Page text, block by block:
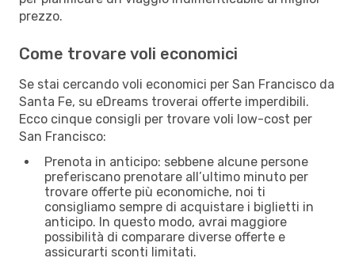
prezzo.
Come trovare voli economici
Se stai cercando voli economici per San Francisco da
Santa Fe, su eDreams troverai offerte imperdibili.
Ecco cinque consigli per trovare voli low-cost per
San Francisco:
Prenota in anticipo: sebbene alcune persone
preferiscano prenotare all’ultimo minuto per
trovare offerte più economiche, noi ti
consigliamo sempre di acquistare i biglietti in
anticipo. In questo modo, avrai maggiore
possibilità di comparare diverse offerte e
assicurarti sconti limitati.